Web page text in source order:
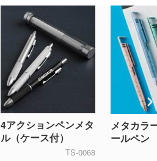
4アクションペンメタ
ル（ケース付）
TS-0068
メタカラ
ールペン